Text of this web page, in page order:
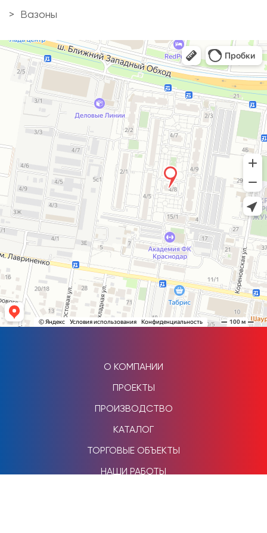
Вазоны
О КОМПАНИИ
ПРОЕКТЫ
ПРОИЗВОДСТВО
КАТАЛОГ
ТОРГОВЫЕ ОБЪЕКТЫ
НАШИ РАБОТЫ